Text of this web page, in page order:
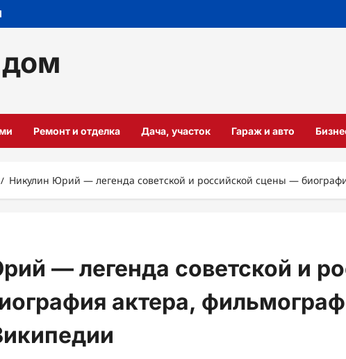
Ремонт и отделка Дача, участок Гараж и авто
Никулин Юрий — легенда советской и российской сцены —
— легенда советской и
актера,